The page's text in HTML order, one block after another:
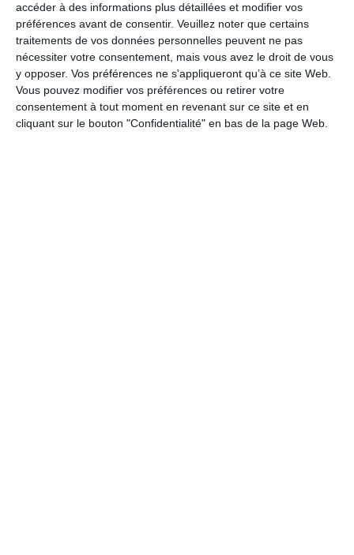
accéder à des informations plus détaillées et modifier vos
préférences avant de consentir. Veuillez noter que certains
traitements de vos données personnelles peuvent ne pas
nécessiter votre consentement, mais vous avez le droit de vous
y opposer. Vos préférences ne s'appliqueront qu’à ce site Web.
Vous pouvez modifier vos préférences ou retirer votre
consentement à tout moment en revenant sur ce site et en
cliquant sur le bouton "Confidentialité" en bas de la page Web.
Café du mardi ;-)
All you need is love